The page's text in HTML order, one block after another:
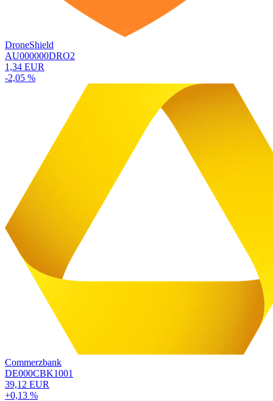
DroneShield
AU000000DRO2
1,34 EUR
-2,05 %
Commerzbank
DE000CBK1001
39,12 EUR
+0,13 %